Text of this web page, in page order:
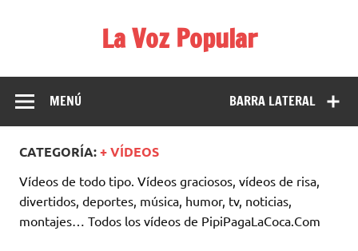
La Voz Popular
para reírse de las verdaderas.
BARRA LATERAL
MENÚ
CATEGORÍA:+ VÍDEOS
Vídeos de todo tipo. Vídeos graciosos, vídeos de risa,
divertidos, deportes, música, humor, tv, noticias,
montajes… Todos los vídeos de PipiPagaLaCoca.Com